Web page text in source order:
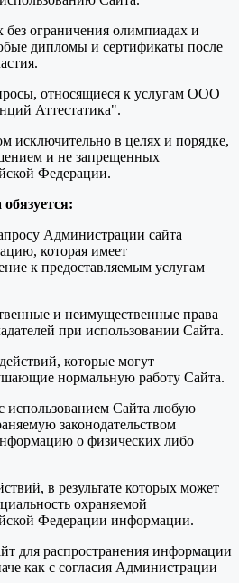
без ограничения олимпиадах и
дипломы и сертификаты после
относящиеся к услугам ООО
Аттестатика".
исключительно в целях и порядке,
и не запрещенных
Федерации.
Администрации сайта
которая имеет
к предоставляемым услугам
и неимущественные права
при использовании Сайта.
которые могут
нормальную работу Сайта.
использованием Сайта любую
законодательством
о физических либо
в результате которых может
охраняемой
Федерации информации.
для распространения информации
как с согласия Администрации